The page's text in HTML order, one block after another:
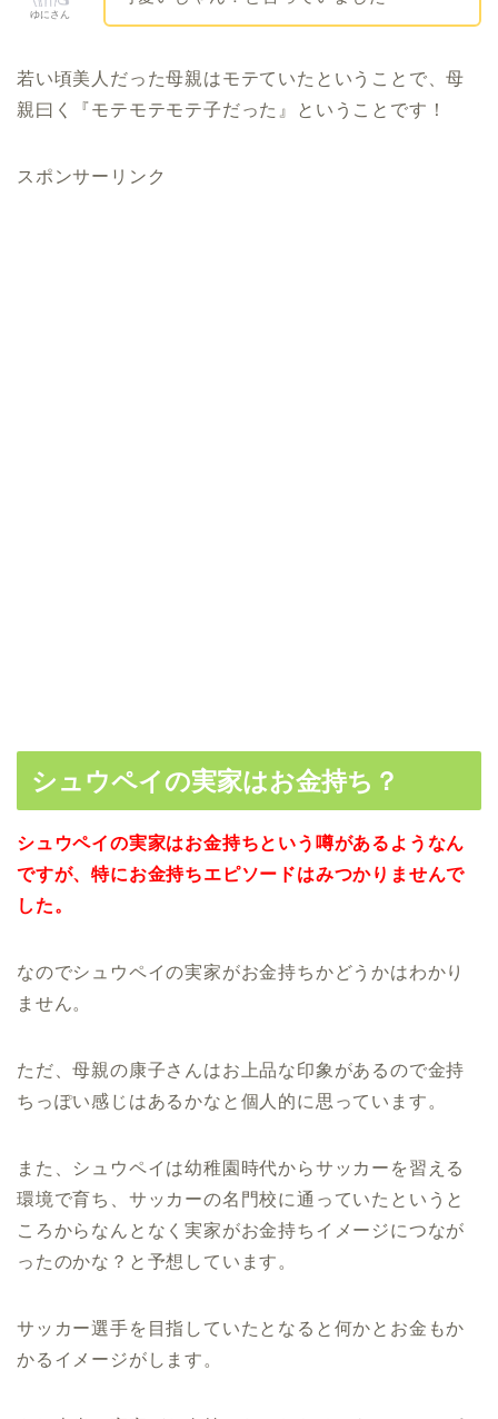
ゆにさん
若い頃美人だった母親はモテていたということで、母
親曰く『モテモテモテ子だった』ということです！
スポンサーリンク
シュウペイの実家はお金持ち？
シュウペイの実家はお金持ちという噂があるようなん
ですが、特にお金持ちエピソードはみつかりませんで
した。
なのでシュウペイの実家がお金持ちかどうかはわかり
ません。
ただ、母親の康子さんはお上品な印象があるので金持
ちっぽい感じはあるかなと個人的に思っています。
また、シュウペイは幼稚園時代からサッカーを習える
環境で育ち、サッカーの名門校に通っていたというと
ころからなんとなく実家がお金持ちイメージにつなが
ったのかな？と予想しています。
サッカー選手を目指していたとなると何かとお金もか
かるイメージがします。